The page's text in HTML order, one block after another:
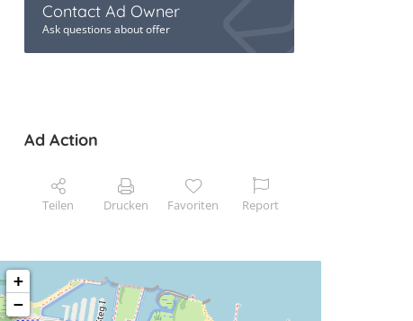
Contact Ad Owner
Ask questions about offer
Ad Action
Teilen Drucken Favoriten Report
+
−